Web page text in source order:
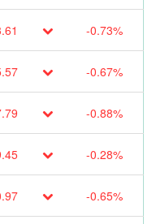
-0.73%
-0.67%
-0.88%
-0.28%
-0.65%